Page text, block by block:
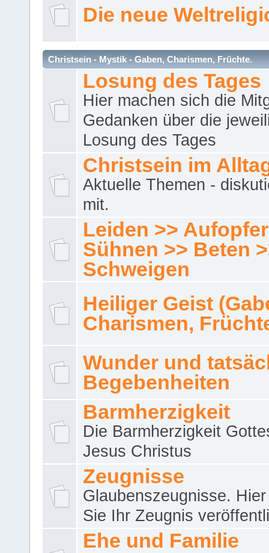
Die neue
Christsein - Mystik - Gaben, Charismen, Früchte.
Losung des Tages
Hier machen sich die
Gedanken über die
Losung des Tages
Christsein im
Aktuelle Themen -
mit.
Leiden >>
Sühnen >> Beten
Schweigen
Heiliger Geist
Charismen,
Wunder und
Begebenheiten
Barmherzigkeit
Die Barmherzigkeit
Jesus Christus
Zeugnisse
Glaubenszeugnisse.
Sie Ihr Zeugnis
Ehe und Familie